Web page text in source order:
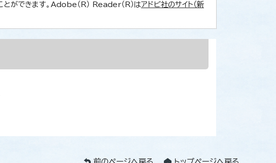
ができます。Adobe（R） Reader（R）はアドビ社のサイト（新